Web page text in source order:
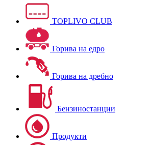
TOPLIVO CLUB
Горива на едро
Горива на дребно
Бензиностанции
Продукти